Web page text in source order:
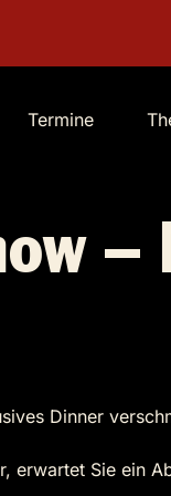
Termine
Dinner
erwartet Sie ein